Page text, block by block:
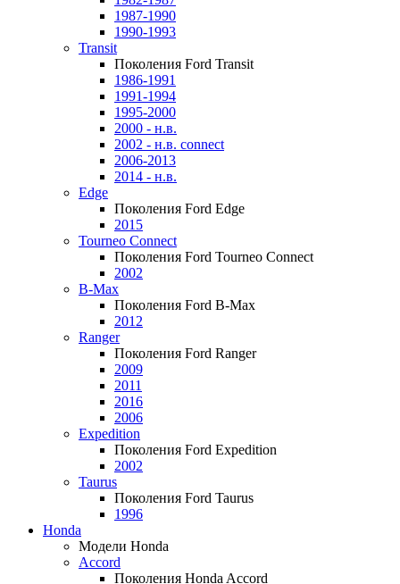
1987-1990
1990-1993
Transit
Поколения Ford Transit
1986-1991
1991-1994
1995-2000
2000 - н.в.
2002 - н.в. connect
2006-2013
2014 - н.в.
Edge
Поколения Ford Edge
2015
Tourneo Connect
Поколения Ford Tourneo Connect
2002
B-Max
Поколения Ford B-Max
2012
Ranger
Поколения Ford Ranger
2009
2011
2016
2006
Expedition
Поколения Ford Expedition
2002
Taurus
Поколения Ford Taurus
1996
Honda
Модели Honda
Accord
Поколения Honda Accord